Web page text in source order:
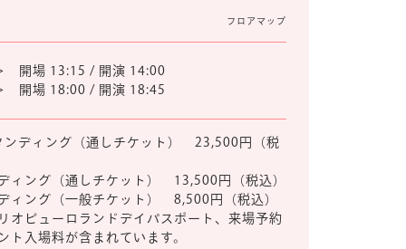
フロアマップ
開場 13:15 / 開演 14:00
開場 18:00 / 開演 18:45
ンディング（通しチケット） 23,500円（税
ィング（通しチケット） 13,500円（税込）
ィング（一般チケット） 8,500円（税込）
オピューロランドデイパスポート、来場予約
ト入場料が含まれています。